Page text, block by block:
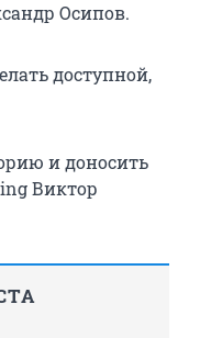
Осипов.
доступной,
и доносить
Виктор